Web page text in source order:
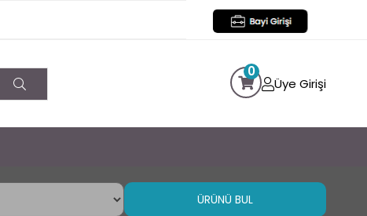
0
Üye Girişi
ÜRÜNÜ BUL